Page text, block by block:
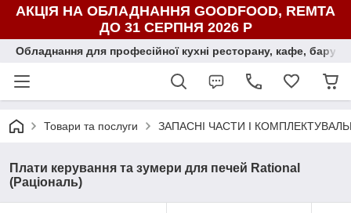
АКЦІЯ НА ОБЛАДНАННЯ GOODFOOD, REMTA
ДО 31 СЕРПНЯ 2026 Р
Обладнання для професійної кухні ресторану, кафе, бару,
Товари та послуги ЗАПАСНІ ЧАСТИ І
Плати керування та зумери для печей Rational
(Раціональ)